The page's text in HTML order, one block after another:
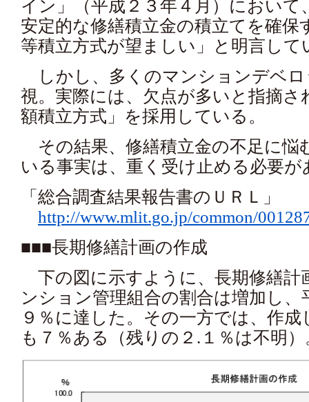
イン」（平成２３年４月）において
安定的な修繕積立金の積立てを確保
等積立方式が望ましい」と明言して
しかし、多くのマンションデベ
視。実際には、欠点が多いと指摘さ
額積立方式」を採用している。
その結果、修繕積立金の不足に悩
いる事実は、重く受け止める必要が
「総合調査結果報告書のＵＲＬ」
http://www.mlit.go.jp/common/
■■■長期修繕計画の作成
下の図に示すように、長期修繕計
ンション管理組合の割合は増加し、
９％に達した。その一方では、作
も７％ある（残りの２.１％は不明）